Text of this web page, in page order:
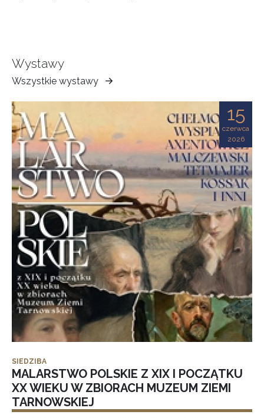
Wystawy
Wszystkie wystawy
Muzeum
Ziemi
Tarnowskiej
15
czerwca
2026
SIEDZIBA
MALARSTWO POLSKIE Z XIX I POCZĄTKU
XX WIEKU W ZBIORACH MUZEUM ZIEMI
TARNOWSKIEJ